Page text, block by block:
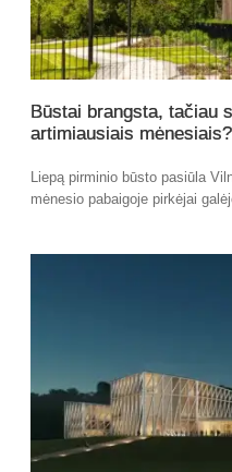
Būstai brangsta, tačiau
artimiausiais mėnesiais?
Liepą pirminio būsto pasiūla
mėnesio pabaigoje pirkėjai